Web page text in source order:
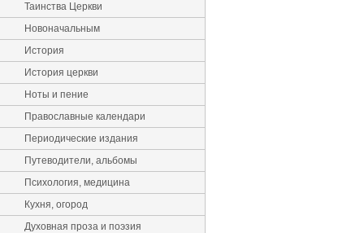
Таинства Церкви
Новоначальным
История
История церкви
Ноты и пение
Православные календари
Периодические издания
Путеводители, альбомы
Психология, медицина
Кухня, огород
Духовная проза и поэзия